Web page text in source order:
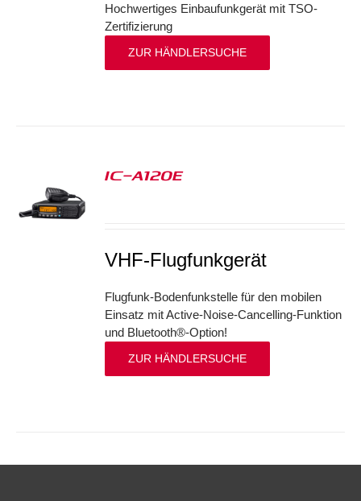
Hochwertiges Einbaufunkgerät mit TSO-
Zertifizierung
ZUR HÄNDLERSUCHE
IC-A120E
VHF-Flugfunkgerät
Flugfunk-Bodenfunkstelle für den mobilen
Einsatz mit Active-Noise-Cancelling-Funktion
und Bluetooth®-Option!
ZUR HÄNDLERSUCHE